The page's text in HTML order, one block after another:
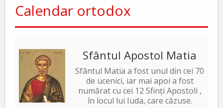
Calendar ortodox
Sfântul Apostol Matia
Sfântul Matia a fost unul din cei 70
de ucenici, iar mai apoi a fost
numărat cu cei 12 Sfinți Apostoli ,
în locul lui Iuda, care căzuse.